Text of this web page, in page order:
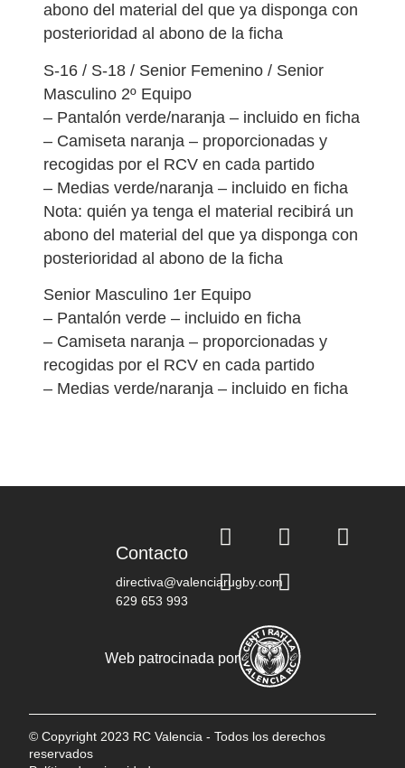
abono del material del que ya disponga con
posterioridad al abono de la ficha
S-16 / S-18 / Senior Femenino / Senior
Masculino 2º Equipo
– Pantalón verde/naranja – incluido en ficha
– Camiseta naranja – proporcionadas y
recogidas por el RCV en cada partido
– Medias verde/naranja – incluido en ficha
Nota: quién ya tenga el material recibirá un
abono del material del que ya disponga con
posterioridad al abono de la ficha
Senior Masculino 1er Equipo
– Pantalón verde – incluido en ficha
– Camiseta naranja – proporcionadas y
recogidas por el RCV en cada partido
– Medias verde/naranja – incluido en ficha
Contacto
directiva@valenciarugby.com
629 653 993
Web patrocinada por
© Copyright 2023 RC Valencia - Todos los derechos
reservados